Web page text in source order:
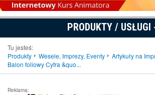
PRODUKTY / USŁUGI
Tu jesteś:
Produkty
Wesele, Imprezy, Eventy
Artykuły na
Balon foliowy Cyfra &quo...
Reklama: